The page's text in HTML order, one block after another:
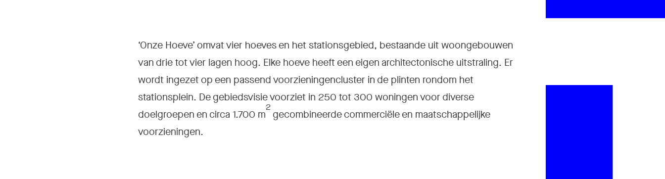
‘Onze Hoeve’ omvat vier hoeves en het stationsgebied, bestaande uit woongebouwen
van drie tot vier lagen hoog. Elke hoeve heeft een eigen architectonische uitstraling. Er
wordt ingezet op een passend voorzieningencluster in de plinten rondom het
stationsplein. De gebiedsvisie voorziet in 250 tot 300 woningen voor diverse
doelgroepen en circa 1.700 m
2
gecombineerde commerciële en maatschappelijke
voorzieningen.